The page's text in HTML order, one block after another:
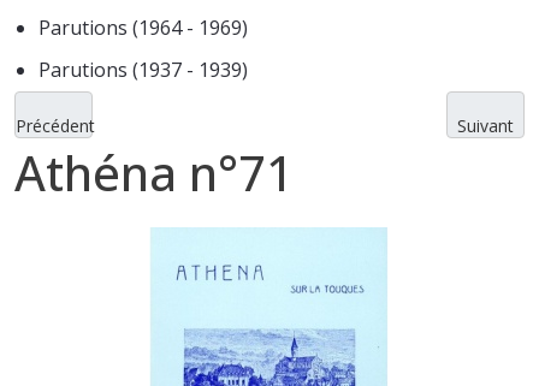
Parutions (1964 - 1969)
Parutions (1937 - 1939)
Précédent Suivant
Athéna n°71